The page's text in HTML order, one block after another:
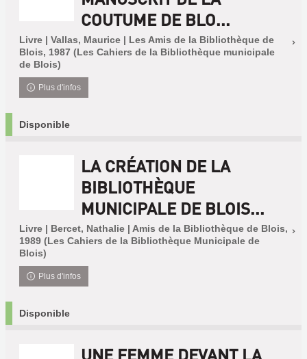
COUTUME DE BLO...
Livre | Vallas, Maurice | Les Amis de la Bibliothèque de
Blois, 1987 (Les Cahiers de la Bibliothèque municipale
de Blois)
Plus d'infos
Disponible
LA CRÉATION DE LA
BIBLIOTHÈQUE
MUNICIPALE DE BLOIS...
Livre | Bercet, Nathalie | Amis de la Bibliothèque de Blois,
1989 (Les Cahiers de la Bibliothèque Municipale de
Blois)
Plus d'infos
Disponible
UNE FEMME DEVANT LA